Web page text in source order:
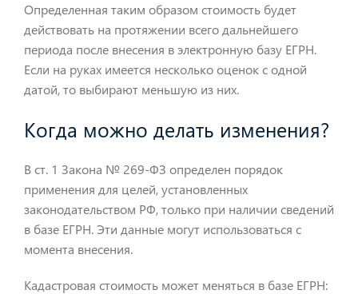
Определенная таким образом стоимость будет
действовать на протяжении всего дальнейшего
периода после внесения в электронную базу ЕГРН.
Если на руках имеется несколько оценок с одной
датой, то выбирают меньшую из них.
Когда можно делать изменения?
В ст. 1 Закона № 269-ФЗ определен порядок
применения для целей, установленных
законодательством РФ, только при наличии сведений
в базе ЕГРН. Эти данные могут использоваться с
момента внесения.
Кадастровая стоимость может меняться в базе ЕГРН: